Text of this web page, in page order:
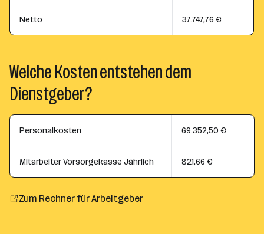
Netto 37.747,76 €
Welche Kosten entstehen dem
Dienstgeber?
Personalkosten 69.352,50 €
Mitarbeiter Vorsorgekasse Jährlich 821,66 €
Zum Rechner für Arbeitgeber